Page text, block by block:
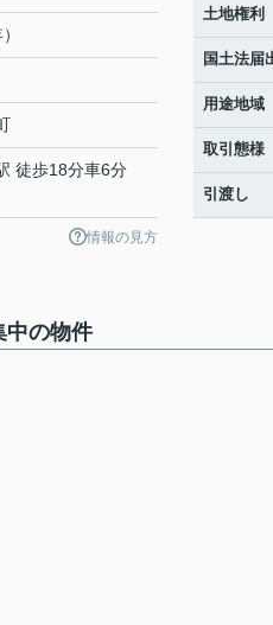
徒歩18分車6分
情報の見方
土地権利
国土法届
用途地域
取引態様
引渡し
中の物件